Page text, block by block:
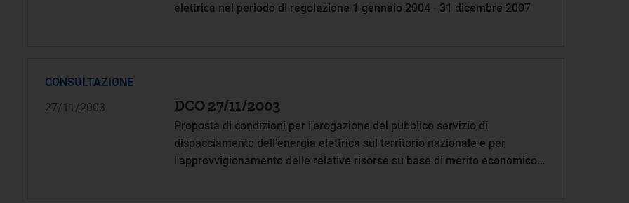
elettrica nel periodo di regolazione 1 gennaio 2004 - 31 dicembre 2007
CONSULTAZIONE
27/11/2003
DCO 27/11/2003
Proposta di condizioni per l'erogazione del pubblico servizio di
dispacciamento dell'energia elettrica sul territorio nazionale e per
l'approvvigionamento delle relative risorse su base di merito economico,